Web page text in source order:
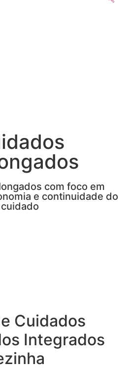
com foco em
e continuidade do
cuidado
Cuidados
Integrados